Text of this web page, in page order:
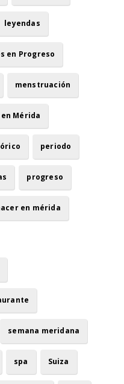
leyendas
en Progreso
menstruación
Mérida
periodo
progreso
en mérida
semana meridana
spa Suiza